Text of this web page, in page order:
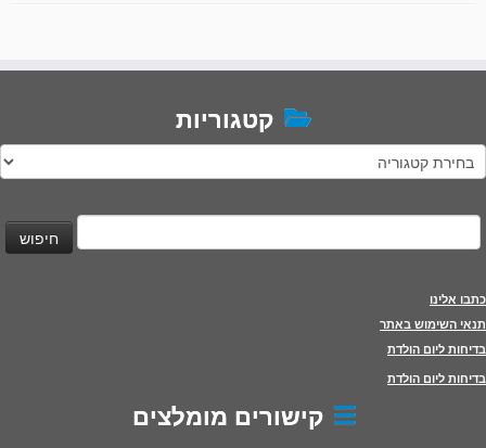
קטגוריות
קטגוריות
חיפוש:
כתבו אלינו
תנאי השימוש באתר
בדיחות ליום הולדת
בדיחות ליום הולדת
קישורים מומלצים